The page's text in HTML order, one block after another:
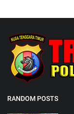
RANDOM POSTS